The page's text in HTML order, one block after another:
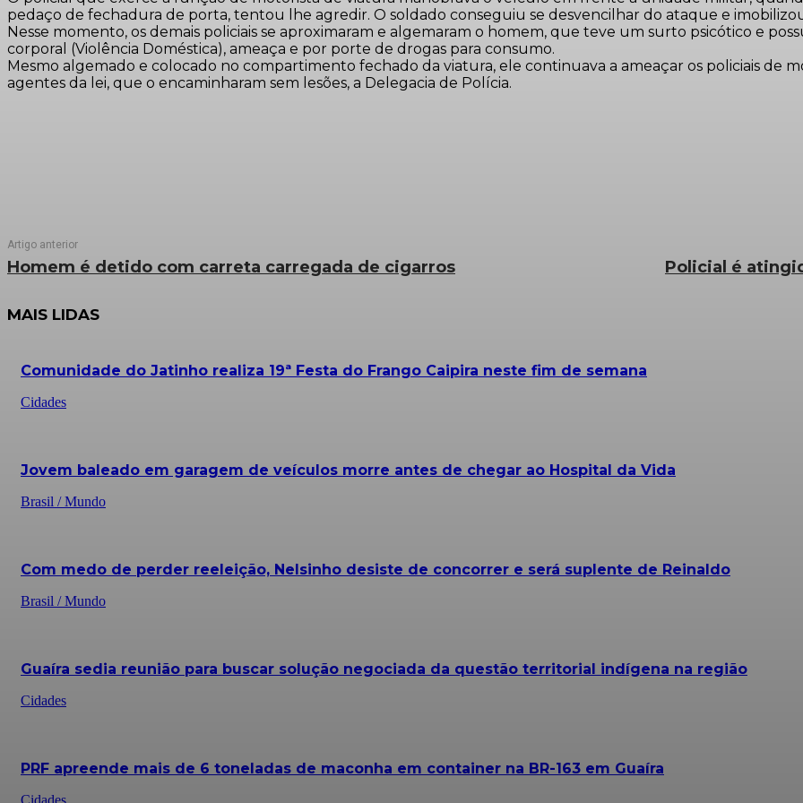
pedaço de fechadura de porta, tentou lhe agredir. O soldado conseguiu se desvencilhar do ataque e
Nesse momento, os demais policiais se aproximaram e algemaram o homem, que teve um surto psicótico e
corporal (Violência Doméstica), ameaça e por porte de drogas para consumo.
Mesmo algemado e colocado no compartimento fechado da viatura, ele continuava a ameaçar os policiais de
agentes da lei, que o encaminharam sem lesões, a Delegacia de Polícia.
Artigo anterior
Homem é detido com carreta carregada de cigarros Policial é
MAIS LIDAS
Comunidade do Jatinho realiza 19ª Festa do Frango Caipira neste fim de semana
Cidades
Jovem baleado em garagem de veículos morre antes de chegar ao Hospital da Vida
Brasil / Mundo
Com medo de perder reeleição, Nelsinho desiste de concorrer e será suplente de Reinaldo
Brasil / Mundo
Guaíra sedia reunião para buscar solução negociada da questão territorial indígena na região
Cidades
PRF apreende mais de 6 toneladas de maconha em container na BR-163 em Guaíra
Cidades